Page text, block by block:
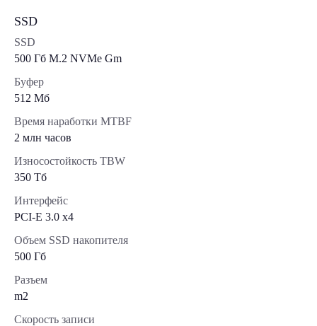
SSD
SSD
500 Гб M.2 NVMe Gm
Буфер
512 Мб
Время наработки MTBF
2 млн часов
Износостойкость TBW
350 Тб
Интерфейс
PCI-E 3.0 x4
Объем SSD накопителя
500 Гб
Разъем
m2
Скорость записи